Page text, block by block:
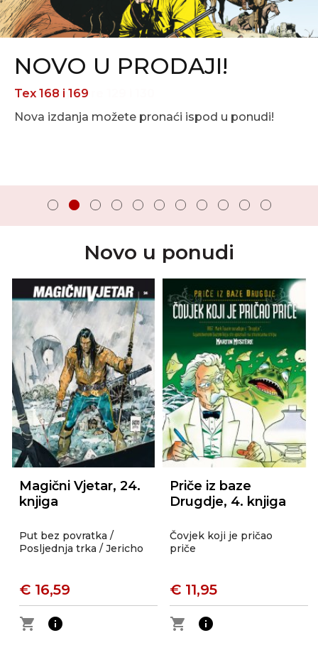
NOVO U PRODAJI!
Tex 168 i 169
Nova izdanja možete pronaći ispod u ponudi!
Novo u ponudi
Magični Vjetar, 24.
knjiga
Put bez povratka /
Posljednja trka / Jericho
€ 16,59
shopping_cart
info
Priče iz baze
Drugdje, 4. knjiga
Čovjek koji je pričao
priče
€ 11,95
shopping_cart
info